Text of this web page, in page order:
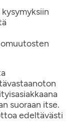
suoraan itse.
edeltävästi